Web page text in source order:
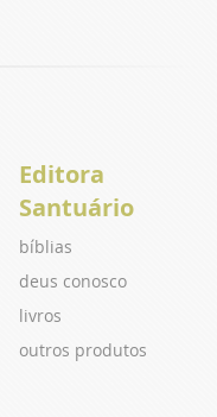
Editora
Santuário
bíblias
deus conosco
livros
outros produtos